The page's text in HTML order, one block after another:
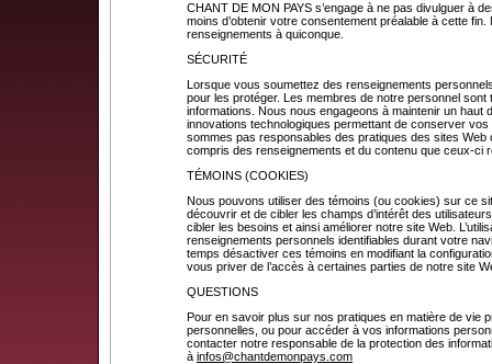
CHANT DE MON PAYS s’engage à ne pas divulguer à
moins d’obtenir votre consentement préalable à cette
renseignements à quiconque.
SÉCURITÉ
Lorsque vous soumettez des renseignements
pour les protéger. Les membres de notre personnel
informations. Nous nous engageons à maintenir un haut
innovations technologiques permettant de conserver
sommes pas responsables des pratiques des sites
compris des renseignements et du contenu que ceux-ci
TÉMOINS (COOKIES)
Nous pouvons utiliser des témoins (ou cookies) sur ce
découvrir et de cibler les champs d’intérêt des
cibler les besoins et ainsi améliorer notre site Web.
renseignements personnels identifiables durant votre
temps désactiver ces témoins en modifiant la
vous priver de l’accès à certaines parties de notre site
QUESTIONS
Pour en savoir plus sur nos pratiques en matière de vie
personnelles, ou pour accéder à vos informations
contacter notre responsable de la protection des
à infos@chantdemonpays.com